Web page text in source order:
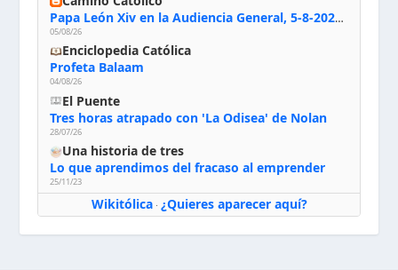
Papa León Xiv en la Audiencia General, 5-8-2026: «Dios en el primer puesto; la oración, nuestra primera obligación; la liturgia, la primera fuente de la vida divina que se nos comunica, la primera escuela de nuestra vida espiritual»
05/08/26
Enciclopedia Católica
Profeta Balaam
04/08/26
El Puente
Tres horas atrapado con 'La Odisea' de Nolan
28/07/26
Una historia de tres
Lo que aprendimos del fracaso al emprender
25/11/23
Wikitólica· ¿Quieres aparecer aquí?